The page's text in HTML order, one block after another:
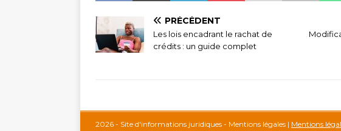
PRÉCÉDENT
Les lois encadrant le rachat de
crédits : un guide complet
2026 - Site d'informations juridiques - Mentions légales | Mentions